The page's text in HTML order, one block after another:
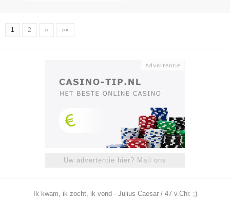
1 2 » »»
Uw advertentie hier? Mail ons
Ik kwam, ik zocht, ik vond - Julius Caesar / 47 v.Chr. ;)